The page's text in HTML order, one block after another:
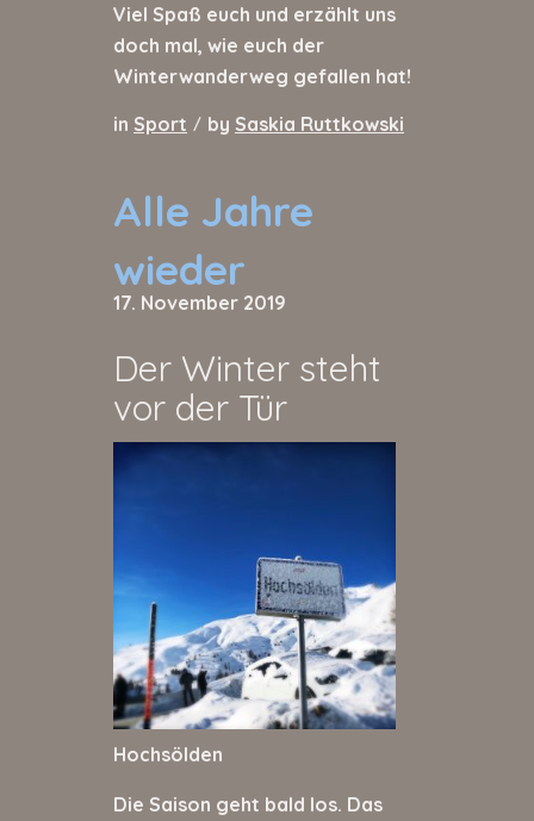
Viel Spaß euch und erzählt uns
doch mal, wie euch der
Winterwanderweg gefallen hat!
in Sport / by Saskia Ruttkowski
Alle Jahre
wieder
17. November 2019
Der Winter steht
vor der Tür
Hochsölden
Die Saison geht bald los. Das